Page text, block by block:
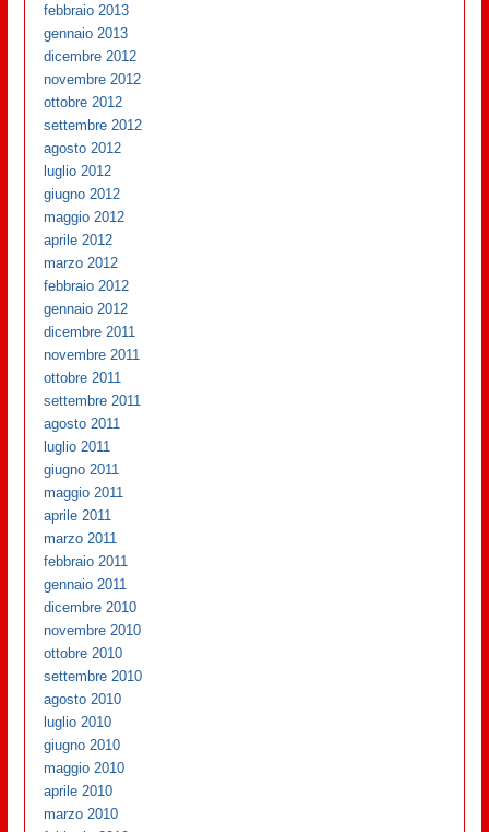
febbraio 2013
gennaio 2013
dicembre 2012
novembre 2012
ottobre 2012
settembre 2012
agosto 2012
luglio 2012
giugno 2012
maggio 2012
aprile 2012
marzo 2012
febbraio 2012
gennaio 2012
dicembre 2011
novembre 2011
ottobre 2011
settembre 2011
agosto 2011
luglio 2011
giugno 2011
maggio 2011
aprile 2011
marzo 2011
febbraio 2011
gennaio 2011
dicembre 2010
novembre 2010
ottobre 2010
settembre 2010
agosto 2010
luglio 2010
giugno 2010
maggio 2010
aprile 2010
marzo 2010